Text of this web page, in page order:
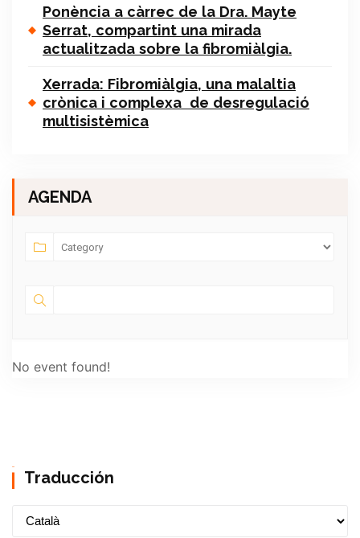
Ponència a càrrec de la Dra. Mayte
Serrat, compartint una mirada
actualitzada sobre la fibromiàlgia.
Xerrada: Fibromiàlgia, una malaltia
crònica i complexa de desregulació
multisistèmica
AGENDA
No event found!
Traducción